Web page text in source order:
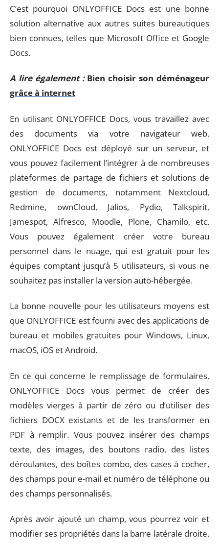
C’est pourquoi ONLYOFFICE Docs est une bonne
solution alternative aux autres suites bureautiques
bien connues, telles que Microsoft Office et Google
Docs.
A lire également : Bien choisir son déménageur
grâce à internet
En utilisant ONLYOFFICE Docs, vous travaillez avec
des documents via votre navigateur web.
ONLYOFFICE Docs est déployé sur un serveur, et
vous pouvez facilement l’intégrer à de nombreuses
plateformes de partage de fichiers et solutions de
gestion de documents, notamment Nextcloud,
Redmine, ownCloud, Jalios, Pydio, Talkspirit,
Jamespot, Alfresco, Moodle, Plone, Chamilo, etc.
Vous pouvez également créer votre bureau
personnel dans le nuage, qui est gratuit pour les
équipes comptant jusqu’à 5 utilisateurs, si vous ne
souhaitez pas installer la version auto-hébergée.
La bonne nouvelle pour les utilisateurs moyens est
que ONLYOFFICE est fourni avec des applications de
bureau et mobiles gratuites pour Windows, Linux,
macOS, iOS et Android.
En ce qui concerne le remplissage de formulaires,
ONLYOFFICE Docs vous permet de créer des
modèles vierges à partir de zéro ou d’utiliser des
fichiers DOCX existants et de les transformer en
PDF à remplir. Vous pouvez insérer des champs
texte, des images, des boutons radio, des listes
déroulantes, des boîtes combo, des cases à cocher,
des champs pour e-mail et numéro de téléphone ou
des champs personnalisés.
Après avoir ajouté un champ, vous pourrez voir et
modifier ses propriétés dans la barre latérale droite.